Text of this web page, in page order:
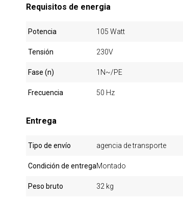
Requisitos de energia
Potencia 105 Watt
Tensión 230V
Fase (n) 1N~/PE
Frecuencia 50 Hz
Entrega
Tipo de envío agencia de transporte
Condición de entregaMontado
Peso bruto 32 kg